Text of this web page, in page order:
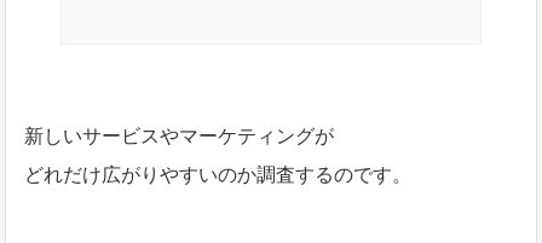
新しいサービスやマーケティングが
どれだけ広がりやすいのか調査するのです。